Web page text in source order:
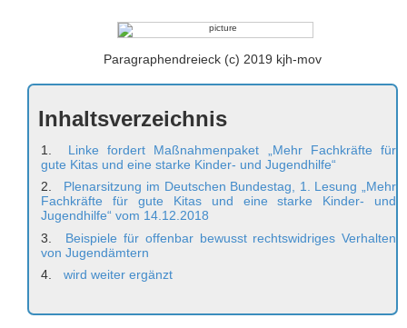
Paragraphendreieck (c) 2019 kjh-mov
Inhaltsverzeichnis
Linke fordert Maßnahmenpaket „Mehr Fachkräfte für
gute Kitas und eine starke Kinder- und Jugendhilfe“
Plenarsitzung im Deutschen Bundestag, 1. Lesung „Mehr
Fachkräfte für gute Kitas und eine starke Kinder- und
Jugendhilfe“ vom 14.12.2018
Beispiele für offenbar bewusst rechtswidriges Verhalten
von Jugendämtern
wird weiter ergänzt